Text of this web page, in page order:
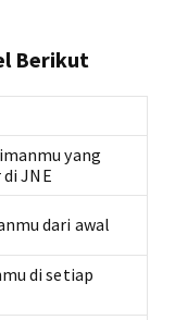
Berikut
yang
JNE
dari awal
di setiap